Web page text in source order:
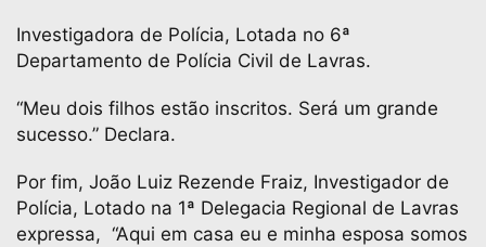
Investigadora de Polícia, Lotada no 6ª
Departamento de Polícia Civil de Lavras.
“Meu dois filhos estão inscritos. Será um grande
sucesso.” Declara.
Por fim, João Luiz Rezende Fraiz, Investigador de
Polícia, Lotado na 1ª Delegacia Regional de Lavras
expressa, “Aqui em casa eu e minha esposa somos